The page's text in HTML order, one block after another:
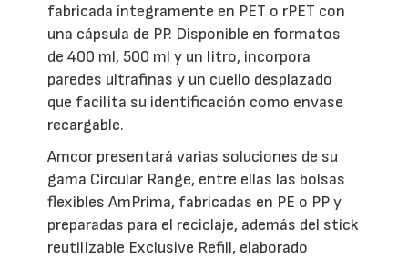
fabricada íntegramente en PET o rPET con
una cápsula de PP. Disponible en formatos
de 400 ml, 500 ml y un litro, incorpora
paredes ultrafinas y un cuello desplazado
que facilita su identificación como envase
recargable.
Amcor presentará varias soluciones de su
gama Circular Range, entre ellas las bolsas
flexibles AmPrima, fabricadas en PE o PP y
preparadas para el reciclaje, además del stick
reutilizable Exclusive Refill, elaborado